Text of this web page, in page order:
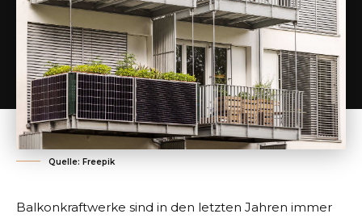
Quelle: Freepik
Balkonkraftwerke sind in den letzten Jahren immer